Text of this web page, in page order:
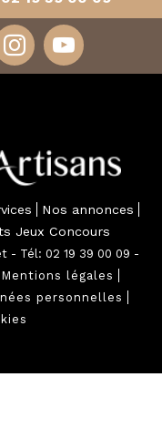
Nos annonces
Jeux Concours
- Tél: 02 19 39 00 09 -
Mentions légales
personnelles